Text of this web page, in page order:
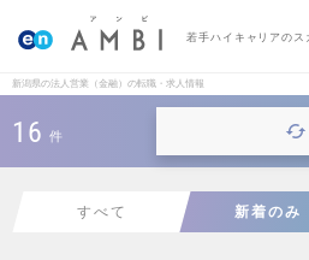
若手ハイキャリアのス
新潟県の法人営業（金融）の転職・求人情報
16 件
すべて 新着のみ